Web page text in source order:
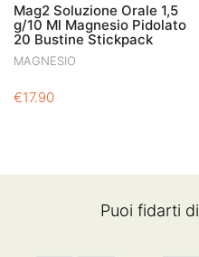
Mag2 Soluzione Orale 1,5
g/10 Ml Magnesio Pidolato
20 Bustine Stickpack
MAGNESIO
€17.90
Puoi fidarti di